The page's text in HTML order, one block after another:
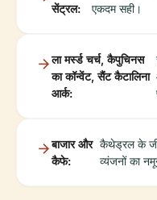
सेंट्रल:
एकदम सही।
ला मर्स्ड चर्च, कैपुचिनस
का कॉन्वेंट, सैंट कैटालिना
आर्क:
बाजार और
कैफे:
कैथेड्रल के
व्यंजनों का